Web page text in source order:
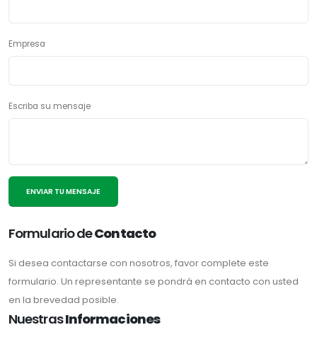
Empresa
Escriba su mensaje
ENVIAR TU MENSAJE
Formulario deContacto
Si desea contactarse con nosotros, favor complete este
formulario. Un representante se pondrá en contacto con usted
en la brevedad posible.
NuestrasInformaciones